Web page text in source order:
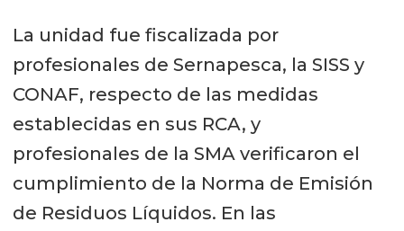
La unidad fue fiscalizada por
profesionales de Sernapesca, la SISS y
CONAF, respecto de las medidas
establecidas en sus RCA, y
profesionales de la SMA verificaron el
cumplimiento de la Norma de Emisión
de Residuos Líquidos. En las